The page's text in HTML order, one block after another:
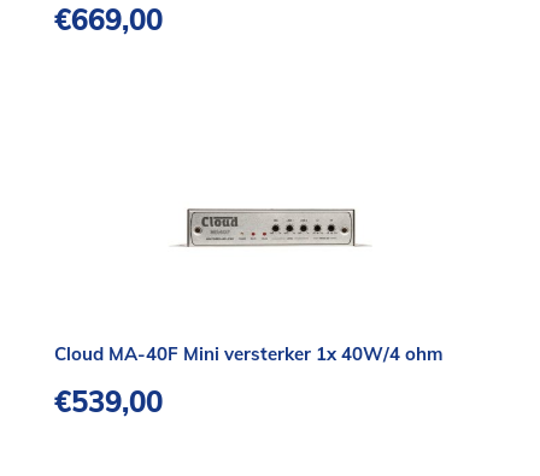
€669,00
Cloud MA-40F Mini versterker 1x 40W/4 ohm
€539,00